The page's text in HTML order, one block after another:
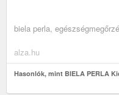
biela perla,
alza.hu
Hasonlók, mint BIELA PERLA